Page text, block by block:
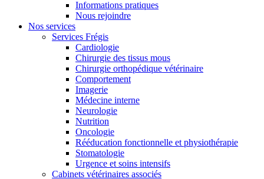
Informations pratiques
Nous rejoindre
Nos services
Services Frégis
Cardiologie
Chirurgie des tissus mous
Chirurgie orthopédique vétérinaire
Comportement
Imagerie
Médecine interne
Neurologie
Nutrition
Oncologie
Rééducation fonctionnelle et physiothérapie
Stomatologie
Urgence et soins intensifs
Cabinets vétérinaires associés